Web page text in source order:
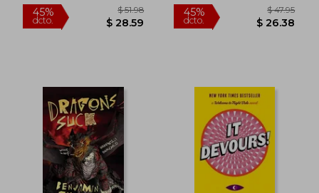
45%
$ 19.26
45%
dcto.